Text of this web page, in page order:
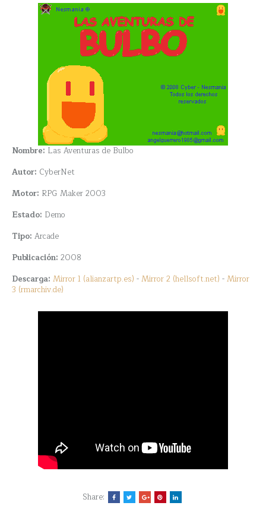
Nombre: Las Aventuras de Bulbo
Autor: CyberNet
Motor: RPG Maker 2003
Estado: Demo
Tipo: Arcade
Publicación: 2008
Descarga: Mirror 1 (alianzartp.es) -Mirror 2 (hellsoft.net) -Mirror
3 (rmarchiv.de)
Share: